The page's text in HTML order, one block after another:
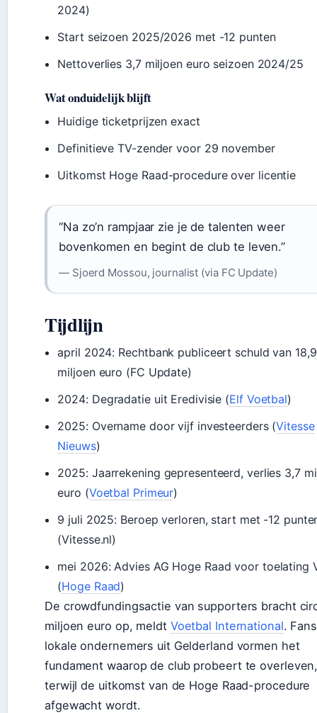
2024)
Start seizoen 2025/2026 met -12 punten
Nettoverlies 3,7 miljoen euro seizoen 2024/25
Wat onduidelijk blijft
Huidige ticketprijzen exact
Definitieve TV-zender voor 29 november
Uitkomst Hoge Raad-procedure over licentie
“Na zo’n rampjaar zie je de talenten weer
bovenkomen en begint de club te leven.”
— Sjoerd Mossou, journalist (via FC Update)
Tijdlijn
april 2024: Rechtbank publiceert schuld van 18,9
miljoen euro (FC Update)
2024: Degradatie uit Eredivisie (Elf Voetbal)
2025: Overname door vijf investeerders (Vitesse
Nieuws)
2025: Jaarrekening gepresenteerd, verlies 3,7
euro (Voetbal Primeur)
9 juli 2025: Beroep verloren, start met -12
(Vitesse.nl)
mei 2026: Advies AG Hoge Raad voor toelating
(Hoge Raad)
De crowdfundingsactie van supporters bracht
miljoen euro op, meldt Voetbal International.
lokale ondernemers uit Gelderland vormen het
fundament waarop de club probeert te
terwijl de uitkomst van de Hoge Raad-procedure
afgewacht wordt.